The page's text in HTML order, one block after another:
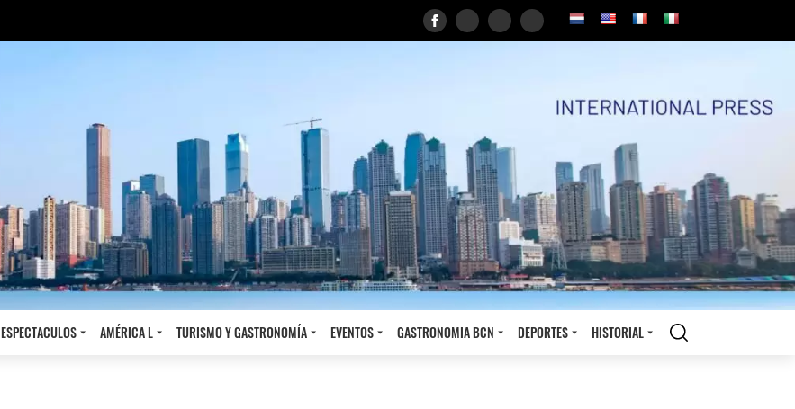
ESPECTACULOS AMÉRICA L TURISMO Y GASTRONOMÍA EVENTOS GASTRONOMIA BCN DEPORTES HISTORIAL